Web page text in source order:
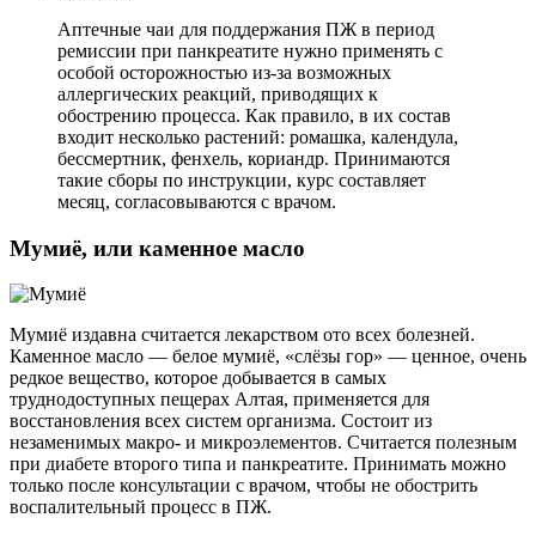
Аптечные чаи для поддержания ПЖ в период
ремиссии при панкреатите нужно применять с
особой осторожностью из-за возможных
аллергических реакций, приводящих к
обострению процесса. Как правило, в их состав
входит несколько растений: ромашка, календула,
бессмертник, фенхель, кориандр. Принимаются
такие сборы по инструкции, курс составляет
месяц, согласовываются с врачом.
Мумиё, или каменное масло
Мумиё издавна считается лекарством ото всех болезней.
Каменное масло — белое мумиё, «слёзы гор» — ценное, очень
редкое вещество, которое добывается в самых
труднодоступных пещерах Алтая, применяется для
восстановления всех систем организма. Состоит из
незаменимых макро- и микроэлементов. Считается полезным
при диабете второго типа и панкреатите. Принимать можно
только после консультации с врачом, чтобы не обострить
воспалительный процесс в ПЖ.